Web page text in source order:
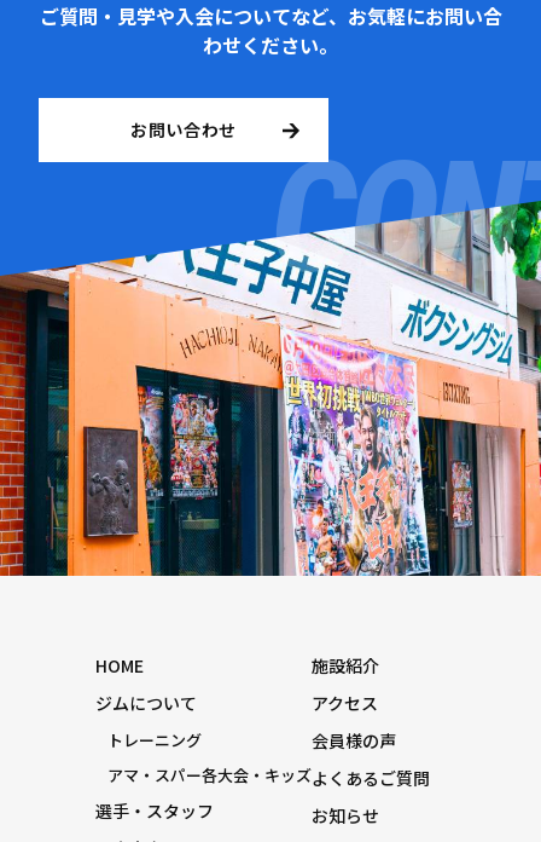
ご質問・見学や入会についてなど、お気軽にお問い合
わせください。
お問い合わせ
HOME
ジムについて
トレーニング
アマ・スパー各大会・キッズ
選手・スタッフ
施設紹介
アクセス
会員様の声
よくあるご質問
お知らせ